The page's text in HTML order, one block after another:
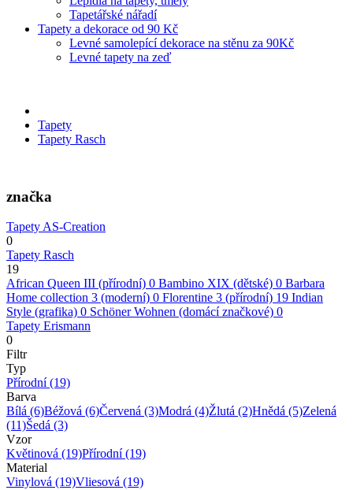
Tapetářské nářadí
Tapety a dekorace od 90 Kč
Levné samolepící dekorace na stěnu za 90Kč
Levné tapety na zeď
Tapety
Tapety Rasch
značka
Tapety AS-Creation
0
Tapety Rasch
19
African Queen III (přírodní) 0 Bambino XIX (dětské) 0 Barbara
Home collection 3 (moderní) 0 Florentine 3 (přírodní) 19 Indian
Style (grafika) 0 Schöner Wohnen (domácí značkové) 0
Tapety Erismann
0
Filtr
Typ
Přírodní(19)
Barva
Bílá (6)Béžová (6)Červená (3)Modrá (4)Žlutá (2)Hnědá (5)Zelená
(11)Šedá (3)
Vzor
Květinová (19)Přírodní(19)
Material
Vinylová (19)Vliesová (19)